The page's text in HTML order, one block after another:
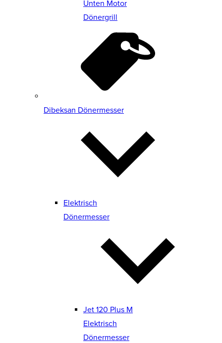
Unten Motor
Dönergrill
Dibeksan Dönermesser
Elektrisch
Dönermesser
Jet 120 Plus M
Elektrisch
Dönermesser